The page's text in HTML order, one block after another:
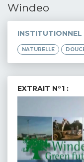
Windeo
INSTITUTIONNEL
NATURELLE
EXTRAIT N°1 :